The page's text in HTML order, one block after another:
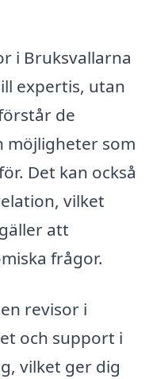
i Bruksvallarna
expertis, utan
de
möjligheter som
Det kan också
vilket
att
frågor.
revisor i
och support i
vilket ger dig